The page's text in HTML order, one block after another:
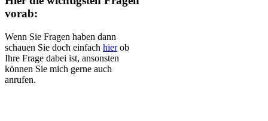
vorab:
Wenn Sie Fragen haben dann
schauen Sie doch einfach hierob
Ihre Frage dabei ist, ansonsten
können Sie mich gerne auch
anrufen.